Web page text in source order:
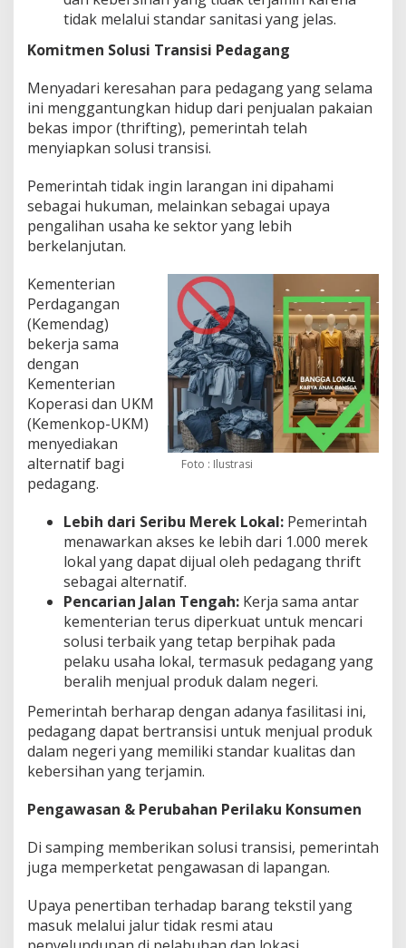
tidak melalui standar sanitasi yang jelas.
Komitmen Solusi Transisi Pedagang
Menyadari keresahan para pedagang yang selama
ini menggantungkan hidup dari penjualan pakaian
bekas impor (thrifting), pemerintah telah
menyiapkan solusi transisi.
Pemerintah tidak ingin larangan ini dipahami
sebagai hukuman, melainkan sebagai upaya
pengalihan usaha ke sektor yang lebih
berkelanjutan.
Foto : Ilustrasi
Kementerian
Perdagangan
(Kemendag)
bekerja sama
dengan
Kementerian
Koperasi dan UKM
(Kemenkop-UKM)
menyediakan
alternatif bagi
pedagang.
Lebih dari Seribu Merek Lokal: Pemerintah
menawarkan akses ke lebih dari 1.000 merek
lokal yang dapat dijual oleh pedagang thrift
sebagai alternatif.
Pencarian Jalan Tengah: Kerja sama antar
kementerian terus diperkuat untuk mencari
solusi terbaik yang tetap berpihak pada
pelaku usaha lokal, termasuk pedagang yang
beralih menjual produk dalam negeri.
Pemerintah berharap dengan adanya fasilitasi ini,
pedagang dapat bertransisi untuk menjual produk
dalam negeri yang memiliki standar kualitas dan
kebersihan yang terjamin.
Pengawasan & Perubahan Perilaku Konsumen
Di samping memberikan solusi transisi, pemerintah
juga memperketat pengawasan di lapangan.
Upaya penertiban terhadap barang tekstil yang
masuk melalui jalur tidak resmi atau